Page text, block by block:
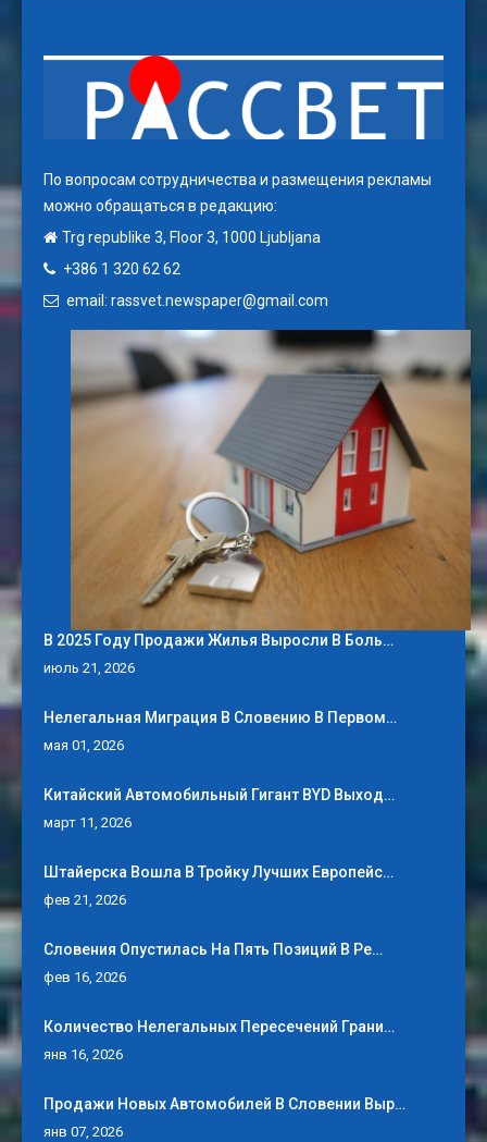
По вопросам сотрудничества и размещения рекламы
можно обращаться в редакцию:
Trg republike 3, Floor 3, 1000 Ljubljana
+386 1 320 62 62
email: rassvet.newspaper@gmail.com
В 2025 Году Продажи Жилья Выросли В Боль…
июль 21, 2026
Нелегальная Миграция В Словению В Первом…
мая 01, 2026
Китайский Автомобильный Гигант BYD Выход…
март 11, 2026
Штайерска Вошла В Тройку Лучших Европейс…
фев 21, 2026
Словения Опустилась На Пять Позиций В Ре…
фев 16, 2026
Количество Нелегальных Пересечений Грани…
янв 16, 2026
Продажи Новых Автомобилей В Словении Выр…
янв 07, 2026